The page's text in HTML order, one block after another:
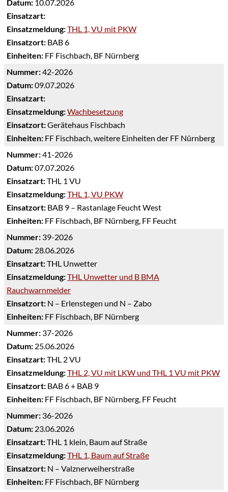
Datum: 10.07.2026
Einsatzart:
Einsatzmeldung:THL 1, VU mit PKW
Einsatzort: BAB 6
Einheiten: FF Fischbach, BF Nürnberg
Nummer:42-2026
Datum:09.07.2026
Einsatzart:
Einsatzmeldung:Wachbesetzung
Einsatzort:Gerätehaus Fischbach
Einheiten: FF Fischbach, weitere Einheiten der FF Nürnberg
Nummer:41-2026
Datum:07.07.2026
Einsatzart:THL 1 VU
Einsatzmeldung:THL 1, VU PKW
Einsatzort: BAB 9 – Rastanlage Feucht West
Einheiten: FF Fischbach, BF Nürnberg, FF Feucht
Nummer: 39-2026
Datum: 28.06.2026
Einsatzart:THL Unwetter
Einsatzmeldung:THL Unwetter und B BMA
Rauchwarnmelder
Einsatzort: N – Erlenstegen und N – Zabo
Einheiten: FF Fischbach, BF Nürnberg
Nummer: 37-2026
Datum: 25.06.2026
Einsatzart:THL 2 VU
Einsatzmeldung:THL 2, VU mit LKW und THL 1 VU mit PKW
Einsatzort: BAB 6 + BAB 9
Einheiten: FF Fischbach, BF Nürnberg, FF Feucht
Nummer: 36-2026
Datum: 23.06.2026
Einsatzart:THL 1 klein, Baum auf Straße
Einsatzmeldung:THL 1, Baum auf Straße
Einsatzort: N – Valznerweiherstraße
Einheiten: FF Fischbach, BF Nürnberg